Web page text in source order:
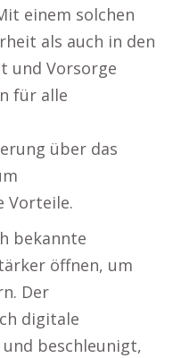
einem solchen
als auch in den
und Vorsorge
für alle
über das
Vorteile.
bekannte
öffnen, um
Der
digitale
beschleunigt,